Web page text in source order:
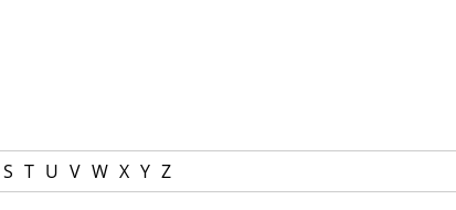
S T U V W X Y Z